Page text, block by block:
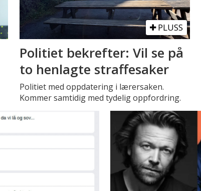
PLUSS
Politiet bekrefter: Vil se på
to henlagte straffesaker
Politiet med oppdatering i lærersaken.
Kommer samtidig med tydelig oppfordring.